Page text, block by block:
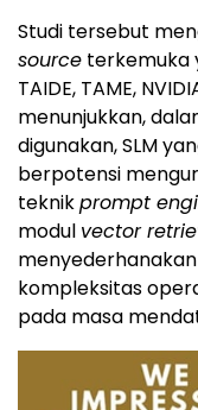
Studi tersebut
source terkemuka
TAIDE, TAME,
menunjukkan,
digunakan, SLM
berpotensi
teknikprompt
modul vector
kompleksitas
pada masa